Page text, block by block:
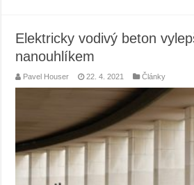
Elektricky vodivý beton
nanouhlíkem
Pavel Houser 22. 4. 2021 Články